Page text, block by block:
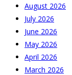
August 2026
July 2026
June 2026
May 2026
April 2026
March 2026